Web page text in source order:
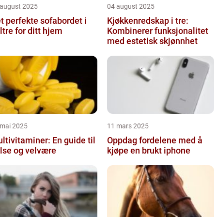
2025
perfekte sofabordet i
for ditt hjem
04 august 2025
Kjøkkenredskap i tre:
Kombinerer funksjonalitet
med estetisk skjønnhet
2025
En guide til
og velvære
11 mars 2025
Oppdag fordelene med å
kjøpe en brukt iphone